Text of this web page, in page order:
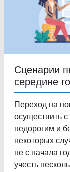
Сценарии
середине
Переход на
осуществить
недорогим и
некоторых
не с начала
учесть